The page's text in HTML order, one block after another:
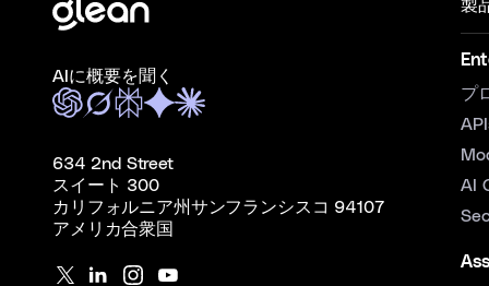
AIに概要を聞く
634 2nd Street
スイート 300
カリフォルニア州サンフランシスコ 94107
アメリカ合衆国
製
プ
AI